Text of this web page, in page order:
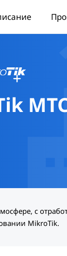
с
MikroTik.